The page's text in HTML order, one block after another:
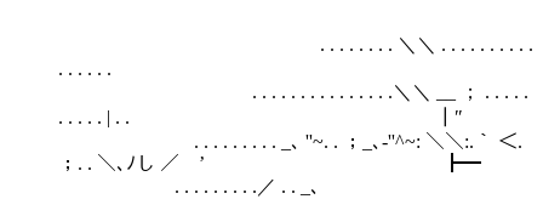
. . . . . . . . ＼＼ . . . . . . . . . .
. . . . . .
. . . . . . . . . . . . . . .＼＼ __ ； . . . . .
. . . . . | . . ┃″
. . . . . . . . . _､ ''~. . ；_､-''^~: ＼＼:.｀ ＜.
；. . ＼､ﾉし ／ ’ ┣━
. . . . . . . . .／ . . _､